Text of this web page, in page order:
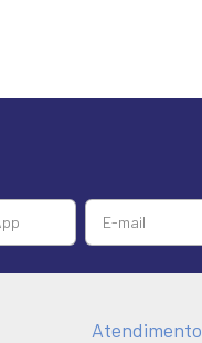
Atendimento